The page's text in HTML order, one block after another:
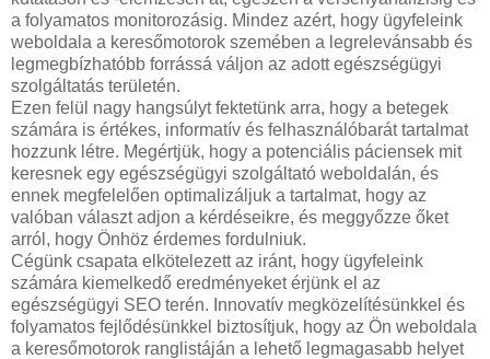
a folyamatos monitorozásig. Mindez azért, hogy ügyfeleink
weboldala a keresőmotorok szemében a legrelevánsabb és
legmegbízhatóbb forrássá váljon az adott egészségügyi
szolgáltatás területén.
Ezen felül nagy hangsúlyt fektetünk arra, hogy a betegek
számára is értékes, informatív és felhasználóbarát tartalmat
hozzunk létre. Megértjük, hogy a potenciális páciensek mit
keresnek egy egészségügyi szolgáltató weboldalán, és
ennek megfelelően optimalizáljuk a tartalmat, hogy az
valóban választ adjon a kérdéseikre, és meggyőzze őket
arról, hogy Önhöz érdemes fordulniuk.
Cégünk csapata elkötelezett az iránt, hogy ügyfeleink
számára kiemelkedő eredményeket érjünk el az
egészségügyi SEO terén. Innovatív megközelítésünkkel és
folyamatos fejlődésünkkel biztosítjuk, hogy az Ön weboldala
a keresőmotorok ranglistáján a lehető legmagasabb helyet